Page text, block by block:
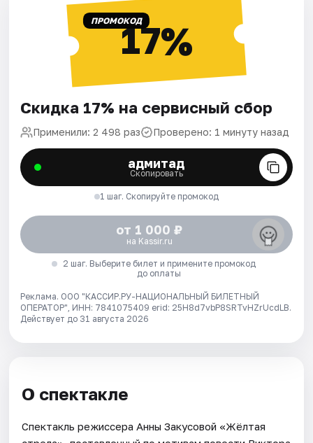
ПРОМОКОД17%
Скидка 17% на сервисный сбор
Применили: 2 498 раз Проверено: 1 минуту назад
адмитад
Скопировать
1 шаг. Скопируйте промокод
от 1 000 ₽
на Kassir.ru
2 шаг. Выберите билет и примените промокод
до оплаты
Реклама. ООО "КАССИР.РУ-НАЦИОНАЛЬНЫЙ БИЛЕТНЫЙ
ОПЕРАТОР", ИНН: 7841075409 erid: 25H8d7vbP8SRTvHZrUcdLB.
Действует до 31 августа 2026
О спектакле
Спектакль режиссера Анны Закусовой «Жёлтая